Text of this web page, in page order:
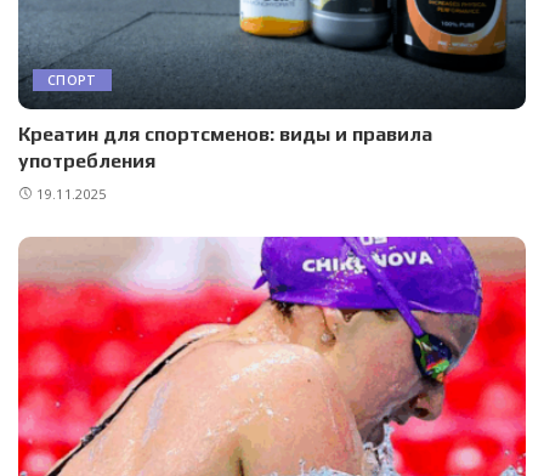
СПОРТ
Креатин для спортсменов: виды и правила
употребления
19.11.2025